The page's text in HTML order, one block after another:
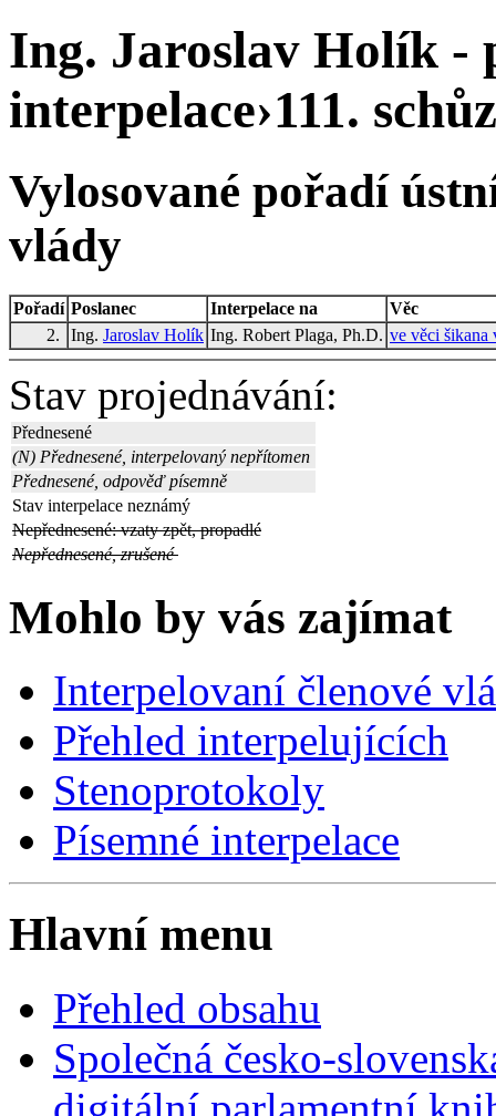
Ing. Jaroslav Holík -
interpelace›111.
Vylosované pořadí
vlády
Pořadí Poslanec Interpelace na
Věc
2.
Ing. Jaroslav Holík Ing. Robert Plaga, Ph.D. ve věci šikana
Stav projednávání:
Přednesené
(N) Přednesené, interpelovaný nepřítomen
Přednesené, odpověď písemně
Stav interpelace neznámý
Nepřednesené: vzaty zpět, propadlé
Nepřednesené, zrušené
Mohlo by vás zajímat
Interpelovaní členové
Přehled interpelujících
Stenoprotokoly
Písemné interpelace
Hlavní menu
Přehled obsahu
Společná česko-